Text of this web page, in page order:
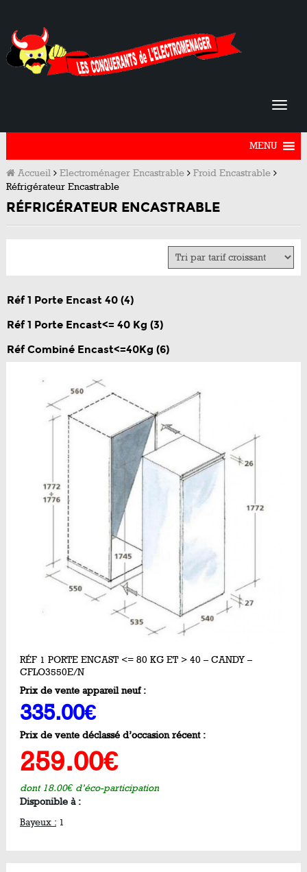
MENU
Accueil Electroménager Encastrable
Froid Encastrable
Réfrigérateur Encastrable
RÉFRIGÉRATEUR ENCASTRABLE
Réf 1 Porte Encast 40 (4)
Réf 1 Porte Encast<= 40 Kg (3)
Réf Combiné Encast<=40Kg (6)
RÉF 1 PORTE ENCAST <= 80 KG ET > 40 – CANDY –
CFLO3550E/N
Prix de vente appareil neuf :
335.00€
Prix de vente déclassé d’occasion récent :
259.00€
dont 18.00€ d’éco-participation
Disponible à :
Bayeux : 1